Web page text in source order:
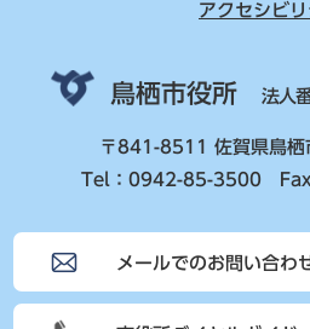
アクセシビリ
鳥栖市役所 法人
〒841-8511 佐賀県鳥
Tel：0942-85-3500
メールでのお問い合わ